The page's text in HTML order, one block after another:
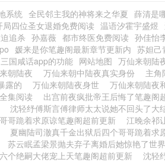
系统 全民邻主我的神将来之华夏 薛清是
局四位圣女退婚免费阅读 温语汐霍宇盛煜
追杀 孙嘉薇 都市终医免费阅读 孙佳怡
媛来是你笔趣阁最新章节更新内 苏妲己
三国咸话app的功能 网站地图 万仙来朝陆
朝陆夜 万仙来朝中陆夜真实身份 主角
露的
万仙来朝陆夜身世 万仙来朝陆夜
集阅读 出宫前夜疯批帝王后悔了笔趣阁
沈轻纾傅斯言傅律师太太说她不回头了大
哥跪着求原谅笔趣阁超前更新 江晚余祁
夏幽陆司澈真千金出狱后四个哥哥跪着求
苏云眠孟梁景抛夫弃子离婚后她惊艳了世
个绝嗣大佬宠上天笔趣阁超前更新 沈轻